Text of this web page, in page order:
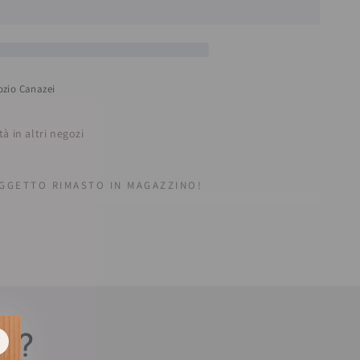
Canazei
in altri negozi
RIMASTO IN MAGAZZINO!